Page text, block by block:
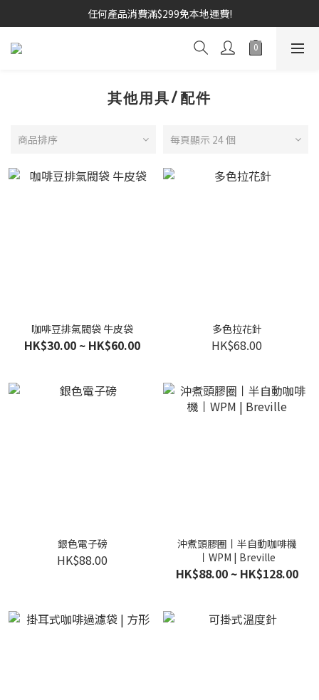
任何產品消費滿$299免本地運費!
其他用具/配件
商品排序 每頁顯示 24 個
咖啡豆排氣閥袋 牛皮袋
HK$30.00 ~ HK$60.00
多色拉花針
HK$68.00
銀色電子磅
HK$88.00
沖煮頭膠圈丨半自動咖啡機
丨WPM | Breville
HK$88.00 ~ HK$128.00